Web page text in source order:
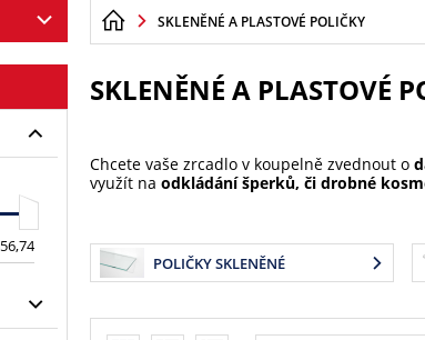
SKLENĚNÉ A PLASTOVÉ POLIČKY
SKLENĚNÉ A PLASTOVÉ
Chcete vaše zrcadlo v koupelně zvednout o
využít na odkládání šperků, či drobné
POLIČKY SKLENĚNÉ